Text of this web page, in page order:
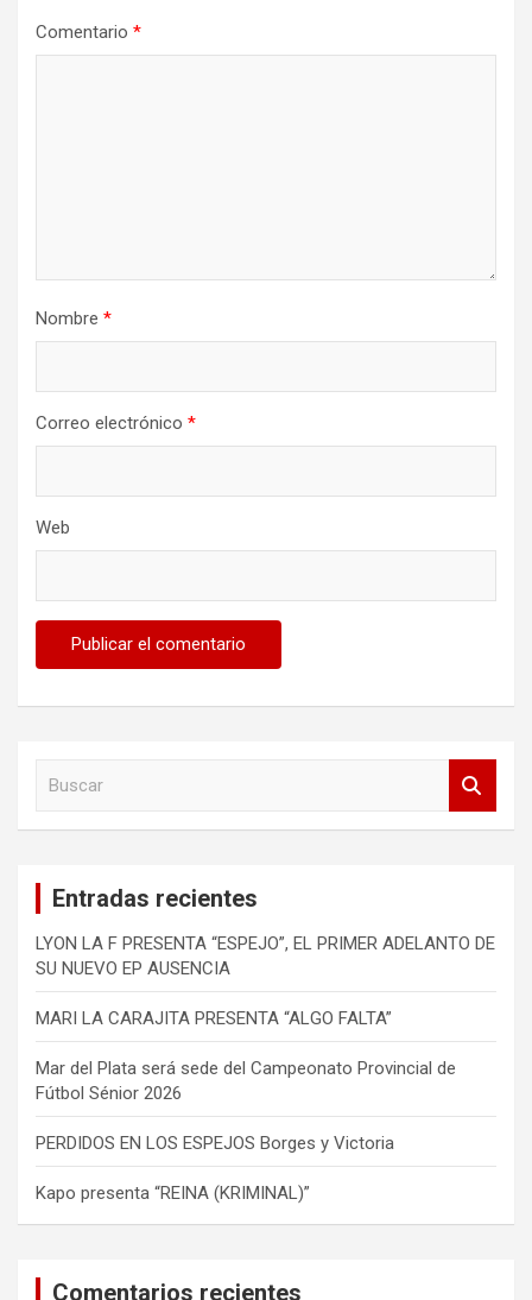
Comentario *
Nombre *
Correo electrónico *
Web
Entradas recientes
LYON LA F PRESENTA “ESPEJO”, EL PRIMER ADELANTO DE
SU NUEVO EP AUSENCIA
MARI LA CARAJITA PRESENTA “ALGO FALTA”
Mar del Plata será sede del Campeonato Provincial de
Fútbol Sénior 2026
PERDIDOS EN LOS ESPEJOS Borges y Victoria
Kapo presenta “REINA (KRIMINAL)”
Comentarios recientes